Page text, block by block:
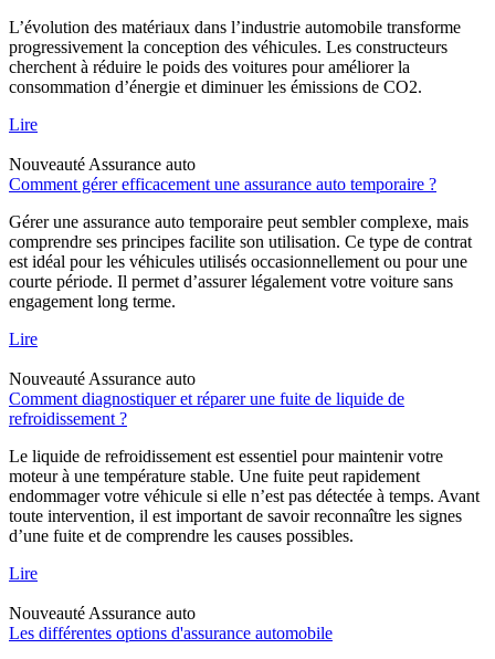
L’évolution des matériaux dans l’industrie automobile transforme
progressivement la conception des véhicules. Les constructeurs
cherchent à réduire le poids des voitures pour améliorer la
consommation d’énergie et diminuer les émissions de CO2.
Lire
Nouveauté Assurance auto
Comment gérer efficacement une assurance auto temporaire ?
Gérer une assurance auto temporaire peut sembler complexe, mais
comprendre ses principes facilite son utilisation. Ce type de contrat
est idéal pour les véhicules utilisés occasionnellement ou pour une
courte période. Il permet d’assurer légalement votre voiture sans
engagement long terme.
Lire
Nouveauté Assurance auto
Comment diagnostiquer et réparer une fuite de liquide de
refroidissement ?
Le liquide de refroidissement est essentiel pour maintenir votre
moteur à une température stable. Une fuite peut rapidement
endommager votre véhicule si elle n’est pas détectée à temps. Avant
toute intervention, il est important de savoir reconnaître les signes
d’une fuite et de comprendre les causes possibles.
Lire
Nouveauté Assurance auto
Les différentes options d'assurance automobile